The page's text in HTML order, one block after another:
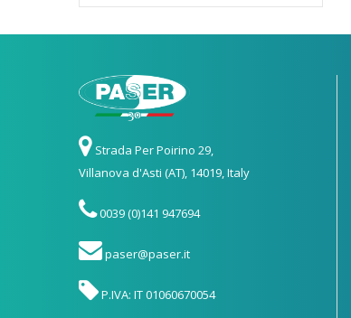
Strada Per Poirino 29,
Villanova d'Asti (AT), 14019, Italy
0039 (0)141 947694
paser@paser.it
P.IVA: IT 01060670054